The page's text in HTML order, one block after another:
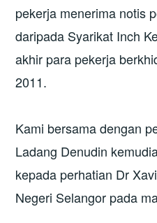
pekerja menerima notis
daripada Syarikat Inch
akhir para pekerja
2011.
Kami bersama dengan
Ladang Denudin
kepada perhatian Dr
Negeri Selangor pada